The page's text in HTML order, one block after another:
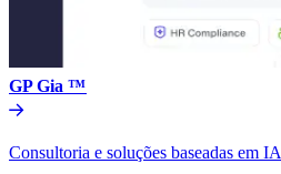
GP Gia ™​​
Consultoria e soluções baseadas em